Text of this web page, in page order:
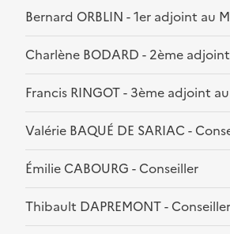
Bernard ORBLIN - 1er adjoint au
Charlène BODARD - 2ème
Francis RINGOT - 3ème adjoint
Valérie BAQUÉ DE SARIAC -
Émilie CABOURG - Conseiller
Thibault DAPREMONT - Conseiller